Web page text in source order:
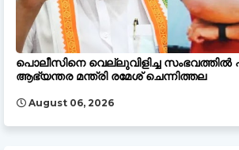
പൊലീസിനെ വെല്ലുവിളിച്ച
ആഭ്യന്തര മന്ത്രി രമേശ് ചെന്നിത്തല
August 06, 2026